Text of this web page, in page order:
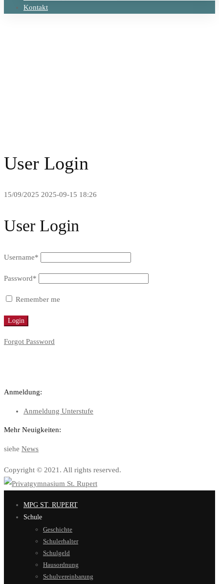
Kontakt
User Login
15/09/2025 2025-09-15 18:26
User Login
Username*
Password*
Remember me
Forgot Password
Anmeldung:
Anmeldung Unterstufe
Mehr Neuigkeiten:
siehe News
Copyright © 2021. All rights reserved.
MPG ST. RUPERT
Schule
Geschichte
Schulerhalter
Schulgeld
Hausordnung
Schulvereinbarung